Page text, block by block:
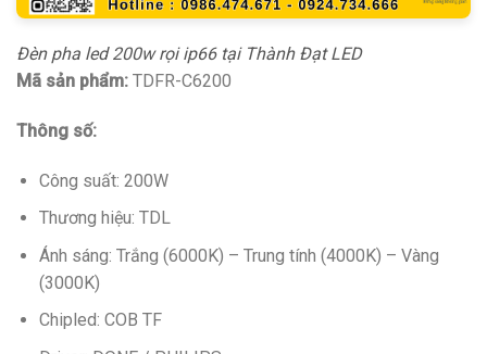
Đèn pha led 200w rọi ip66 tại Thành Đạt LED
Mã sản phẩm: TDFR-C6200
Thông số:
Công suất: 200W
Thương hiệu: TDL
Ánh sáng: Trắng (6000K) – Trung tính (4000K) – Vàng
(3000K)
Chipled: COB TF